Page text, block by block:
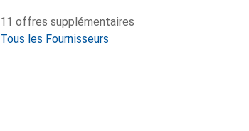
11 offres supplémentaires
Tous les Fournisseurs